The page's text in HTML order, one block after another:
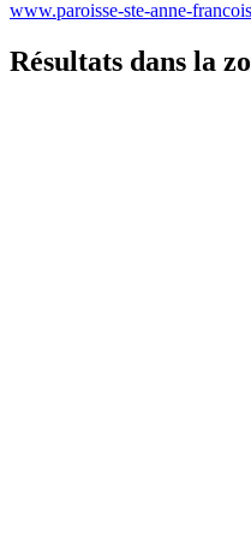
www.paroisse-ste-anne-
Résultats dans la